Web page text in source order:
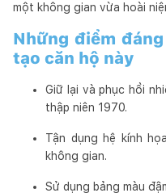
một không gian vừa hoài
Những điểm
tạo căn hộ này
Giữ lại và phục hồi
thập niên 1970.
Tận dụng hệ kính
không gian.
Sử dụng bảng màu